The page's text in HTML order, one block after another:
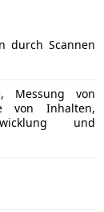
durch Scannen
Messung von
von Inhalten,
und
300 / 2.000 -
manuelles
4.585 / 1.760/
2.635
10